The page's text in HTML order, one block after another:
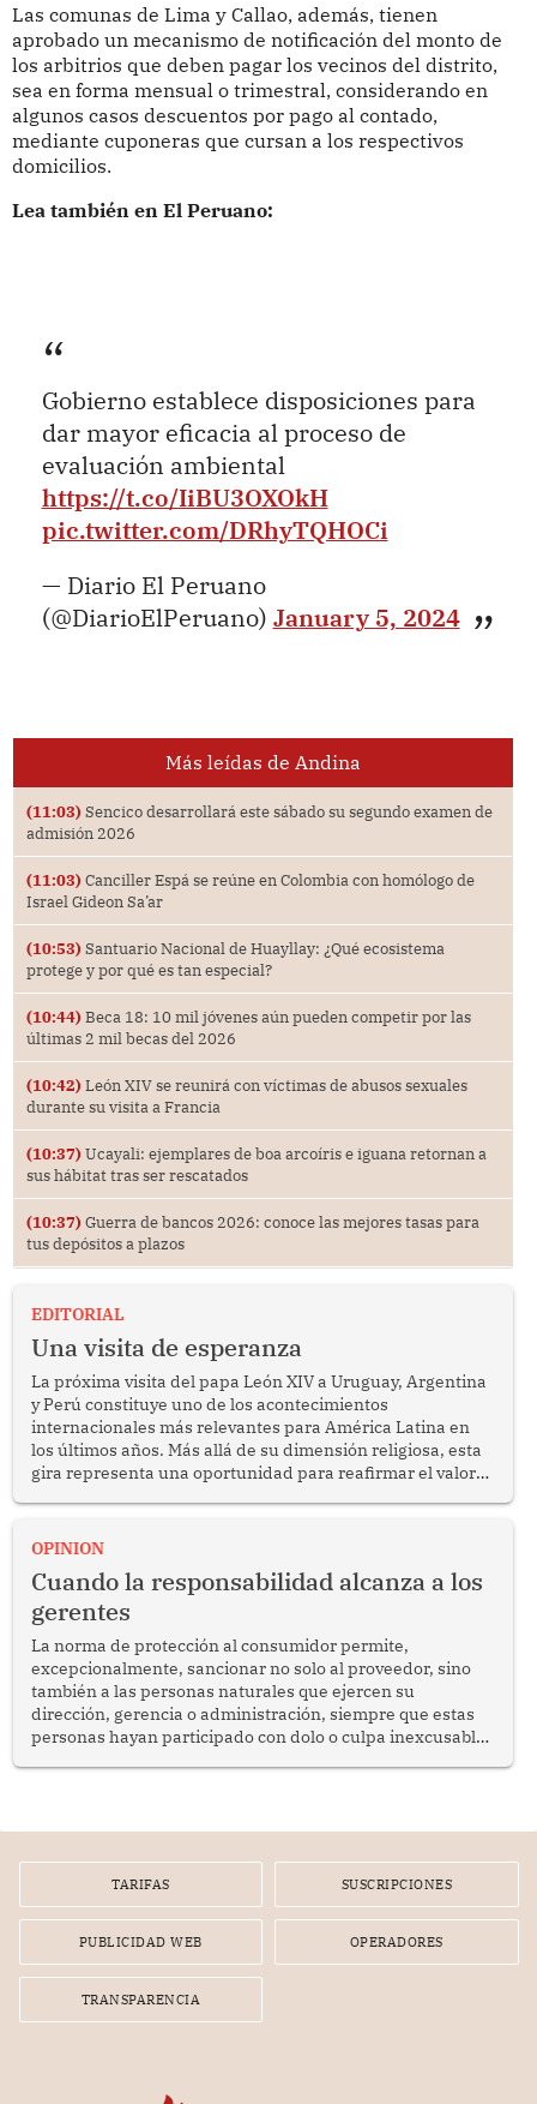
Las comunas de Lima y Callao, además, tienen
aprobado un mecanismo de notificación del monto de
los arbitrios que deben pagar los vecinos del distrito,
sea en forma mensual o trimestral, considerando en
algunos casos descuentos por pago al contado,
mediante cuponeras que cursan a los respectivos
domicilios.
Lea también en El Peruano:
Gobierno establece disposiciones para
dar mayor eficacia al proceso de
evaluación ambiental
https://t.co/IiBU3OXOkH
pic.twitter.com/DRhyTQHOCi
— Diario El Peruano
(@DiarioElPeruano) January 5, 2024
Más leídas de Andina
(11:03) Sencico desarrollará este sábado su segundo examen de
admisión 2026
(11:03) Canciller Espá se reúne en Colombia con homólogo de
Israel Gideon Sa’ar
(10:53) Santuario Nacional de Huayllay: ¿Qué ecosistema
protege y por qué es tan especial?
(10:44) Beca 18: 10 mil jóvenes aún pueden competir por las
últimas 2 mil becas del 2026
(10:42) León XIV se reunirá con víctimas de abusos sexuales
durante su visita a Francia
(10:37) Ucayali: ejemplares de boa arcoíris e iguana retornan a
sus hábitat tras ser rescatados
(10:37) Guerra de bancos 2026: conoce las mejores tasas para
tus depósitos a plazos
EDITORIAL
Una visita de esperanza
La próxima visita del papa León XIV a Uruguay, Argentina
y Perú constituye uno de los acontecimientos
internacionales más relevantes para América Latina en
los últimos años. Más allá de su dimensión religiosa, esta
gira representa una oportunidad para reafirmar el valor
enfrenta desafíos en materia de desarrollo, cohesión
OPINION
Cuando la responsabilidad alcanza a los
gerentes
La norma de protección al consumidor permite,
excepcionalmente, sancionar no solo al proveedor, sino
también a las personas naturales que ejercen su
dirección, gerencia o administración, siempre que estas
personas hayan participado con dolo o culpa inexcusable
por la frustrada realización de un meet and greet con
TARIFAS SUSCRIPCIONES
PUBLICIDAD WEB OPERADORES
TRANSPARENCIA